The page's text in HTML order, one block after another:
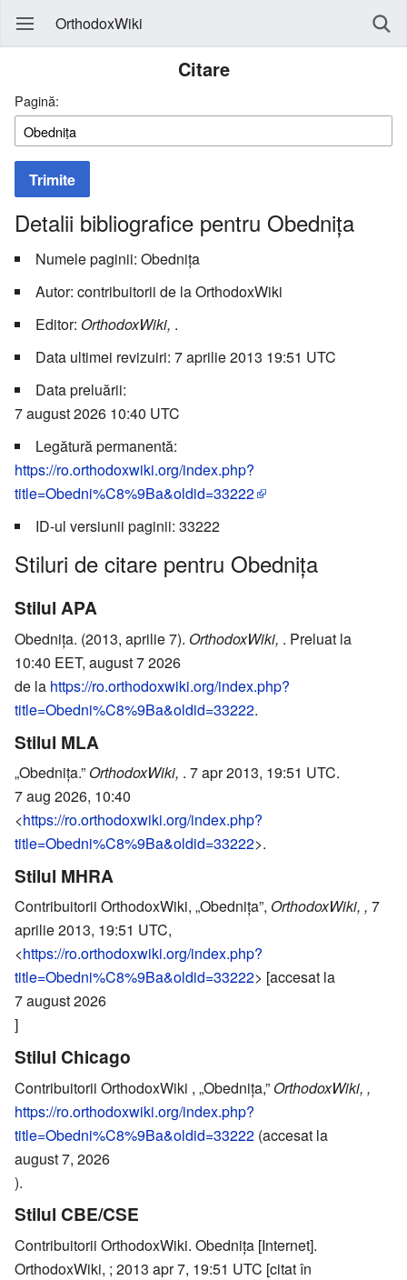
OrthodoxWiki
Citare
Pagină:
Trimite
Detalii bibliografice pentru Obednița
Numele paginii: Obednița
Autor: contribuitorii de la OrthodoxWiki
Editor: OrthodoxWiki, .
Data ultimei revizuiri: 7 aprilie 2013 19:51 UTC
Data preluării:
7 august 2026 10:40 UTC
Legătură permanentă:
https://ro.orthodoxwiki.org/index.php?
title=Obedni%C8%9Ba&oldid=33222
ID-ul versiunii paginii: 33222
Stiluri de citare pentru Obednița
Stilul APA
Obednița. (2013, aprilie 7). OrthodoxWiki, . Preluat la
10:40 EET, august 7 2026
de la https://ro.orthodoxwiki.org/index.php?
title=Obedni%C8%9Ba&oldid=33222.
Stilul MLA
„Obednița.” OrthodoxWiki, . 7 apr 2013, 19:51 UTC.
7 aug 2026, 10:40
<https://ro.orthodoxwiki.org/index.php?
title=Obedni%C8%9Ba&oldid=33222>.
Stilul MHRA
Contribuitorii OrthodoxWiki, „Obednița”, OrthodoxWiki, , 7
aprilie 2013, 19:51 UTC,
<https://ro.orthodoxwiki.org/index.php?
title=Obedni%C8%9Ba&oldid=33222> [accesat la
7 august 2026
]
Stilul Chicago
Contribuitorii OrthodoxWiki , „Obednița,” OrthodoxWiki, ,
https://ro.orthodoxwiki.org/index.php?
title=Obedni%C8%9Ba&oldid=33222 (accesat la
august 7, 2026
).
Stilul CBE/CSE
Contribuitorii OrthodoxWiki. Obednița [Internet].
OrthodoxWiki, ; 2013 apr 7, 19:51 UTC [citat în